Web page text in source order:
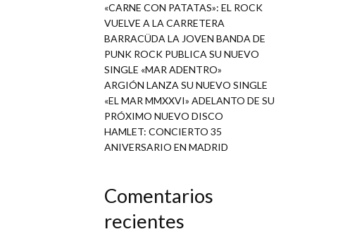
«CARNE CON PATATAS»: EL ROCK
VUELVE A LA CARRETERA
BARRACÜDA LA JOVEN BANDA DE
PUNK ROCK PUBLICA SU NUEVO
SINGLE «MAR ADENTRO»
ARGIÓN LANZA SU NUEVO SINGLE
«EL MAR MMXXVI» ADELANTO DE SU
PRÓXIMO NUEVO DISCO
HAMLET: CONCIERTO 35
ANIVERSARIO EN MADRID
Comentarios
recientes